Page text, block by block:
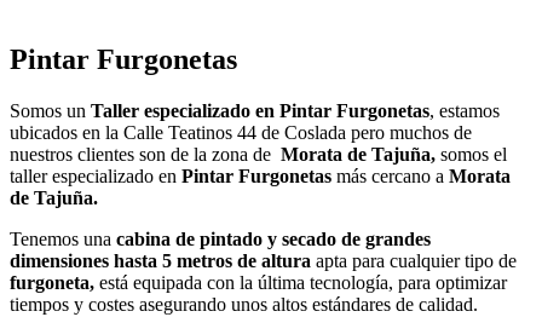
Pintar Furgonetas
Somos un Taller especializado en Pintar Furgonetas, estamos
ubicados en la Calle Teatinos 44 de Coslada pero muchos de
nuestros clientes son de la zona de Morata de Tajuña, somos el
taller especializado en Pintar Furgonetas más cercano a Morata
de Tajuña.
Tenemos una cabina de pintado y secado de grandes
dimensiones hasta 5 metros de altura apta para cualquier tipo de
furgoneta, está equipada con la última tecnología, para optimizar
tiempos y costes asegurando unos altos estándares de calidad.